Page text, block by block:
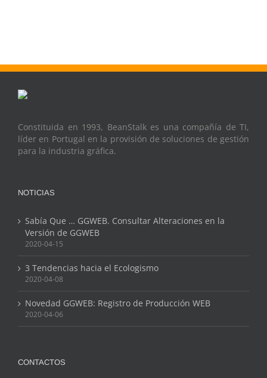
Constituida en 1993, BeanStalk es una compañía de TI,
líder en Portugal en la provisión de soluciones de gestión
para la industria gráfica.
NOTICIAS
Sabía Que … GGWEB. Consultar Alteraciones en la
Versión de GGWEB
2020-04-15
3 Tendencias hacia el Ecologismo
2020-04-08
Novedad GGWEB: Registro de Producción WEB
2020-04-06
CONTACTOS